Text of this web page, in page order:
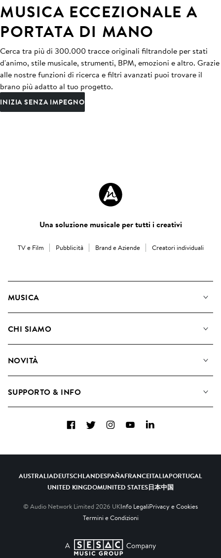
MUSICA ECCEZIONALE A
PORTATA DI MANO
Cerca tra più di 300.000 tracce originali filtrandole per stati
d'animo, stile musicale, strumenti, BPM, emozioni e altro. Grazie
alle nostre funzioni di ricerca e filtri avanzati puoi trovare il
brano più adatto al tuo progetto.
INIZIA SENZA IMPEGNO
Una soluzione musicale per tutti i creativi
TV e Film Pubblicità Brand e Aziende Creatori individuali
MUSICA
Cerca
CHI SIAMO
Come utilizziamo l'intelligenza artificiale
NOVITÀ
SUPPORTO & INFO
FacebookTwitterInstagramYouTubeLinkedIn
AUSTRALIADEUTSCHLANDESPAÑAFRANCEITALIAPORTUGAL
UNITED KINGDOMUNITED STATES日本中国
© Audio Network Limited 2026 UKInfo LegaliPrivacy e Cookies
Termini e Condizioni
A SESAC Company